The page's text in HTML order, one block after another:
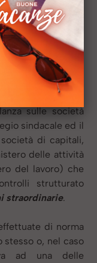
dal codice
imprese, esistono
ad ambiti
e monitorata
Così, per
sulle società
sindacale ed il
di capitali,
delle attività
del lavoro) che
strutturato
straordinarie.
di norma
stesso o, nel caso
ad una delle